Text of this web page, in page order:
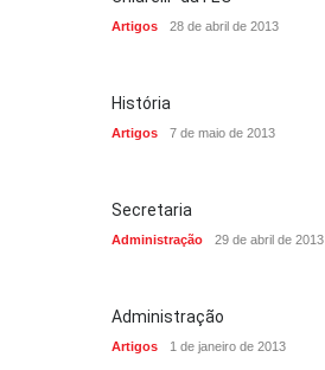
Artigos 28 de abril de 2013
História
Artigos 7 de maio de 2013
Secretaria
Administração 29 de abril de 2013
Administração
Artigos 1 de janeiro de 2013